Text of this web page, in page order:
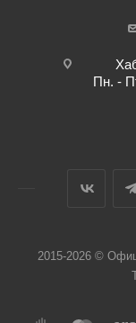
Пн. -
2015-2026 ©